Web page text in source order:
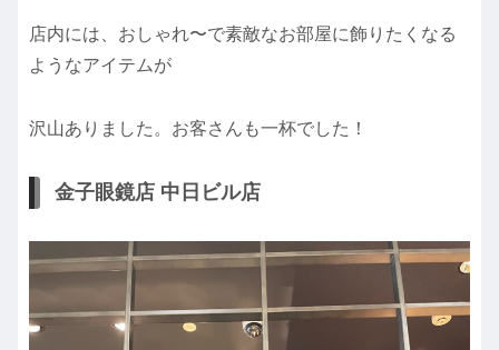
店内には、おしゃれ〜で素敵なお部屋に飾りたくなる
ようなアイテムが
沢山ありました。お客さんも一杯でした！
金子眼鏡店 中日ビル店